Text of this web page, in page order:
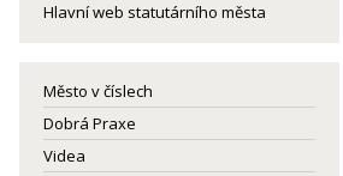
Hlavní web statutárního města
Město v číslech
Dobrá Praxe
Videa